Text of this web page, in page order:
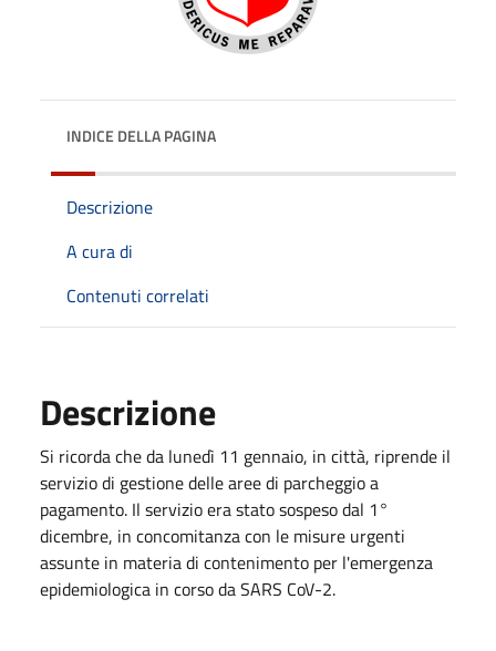
INDICE DELLA PAGINA
Descrizione
A cura di
Contenuti correlati
Descrizione
Si ricorda che da lunedì 11 gennaio, in città, riprende il
servizio di gestione delle aree di parcheggio a
pagamento. Il servizio era stato sospeso dal 1°
dicembre, in concomitanza con le misure urgenti
assunte in materia di contenimento per l'emergenza
epidemiologica in corso da SARS CoV-2.